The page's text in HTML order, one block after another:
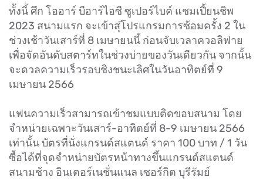
ทั้งนี้ ศึก โออาร์ บีอาร์ไอซี ซูเปอร์ไบค์ แชมเปี้ยนชิพ
2023 สนามแรก จะเข้าสุ่โปรแกรมการซ้อมครั้ง 2 ใน
ช่วงเช้าวันเสาร์ที่ 8 เมษายนนี้ ก่อนจับเวลาควอลิฟาย
เพื่อจัดอันดับสตาร์ทในช่วงบ่ายของวันเดียวกัน จากนั้น
จะดวลความเร็วรอบชิงชนะเลิศในวันอาทิตย์ที่ 9
เมษายน 2566
แฟนความเร็วสามารถเข้าชมแบบติดขอบสนาม โดย
จำหน่ายเฉพาะวันเสาร์-อาทิตย์ที่ 8-9 เมษายน 2566
เท่านั้น บัตรที่นั่งแกรนด์สแตนด์ ราคา 100 บาท / 1 วัน
ซื้อได้ที่จุดจำหน่ายบัตรหน้าทางขึ้นแกรนด์สแตนด์
สนามช้าง อินเตอร์เนชั่นแนล เซอร์กิต บุรีรัมย์